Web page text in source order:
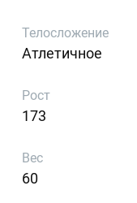
Телосложение
Атлетичное
Рост
173
Вес
60